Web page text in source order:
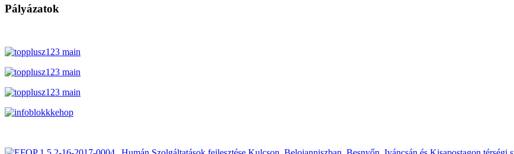
Pályázatok